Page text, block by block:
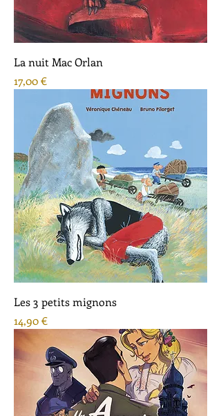
La nuit Mac Orlan
Prix
17,00 €
Les 3 petits mignons
Prix
14,90 €